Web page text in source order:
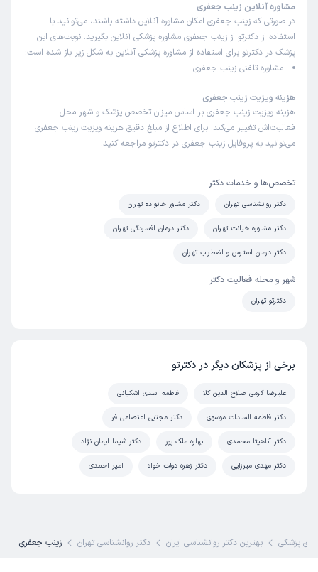
مشاوره آنلاین زینب جعفری
در صورتی که زینب جعفری امکان مشاوره آنلاین داشته باشند، می‌توانید با
استفاده از دکترتو از زینب جعفری مشاوره پزشکی آنلاین بگیرید. نوبت‌های این
پزشک در دکترتو برای استفاده از مشاوره پزشکی آنلاین به شکل زیر باز شده است:
مشاوره تلفنی زینب جعفری
هزینه ویزیت زینب جعفری
هزینه ویزیت زینب جعفری بر اساس میزان تخصص پزشک و شهر محل
فعالیت‌اش تغییر می‌کند. برای اطلاع از مبلغ دقیق هزینه ویزیت زینب جعفری
می‌توانید به پروفایل زینب جعفری در دکترتو مراجعه کنید.
تخصص‌ها و خدمات دکتر
دکتر روانشناسی تهران دکتر مشاور خانواده تهران
دکتر مشاوره خیانت تهران دکتر درمان افسردگی تهران
دکتر درمان استرس و اضطراب تهران
شهر و محله فعالیت دکتر
دکترتو تهران
برخی از پزشکان دیگر در دکترتو
علیرضا کرمی صلاح الدین کلا فاطمه اسدی اشکیانی
دکتر فاطمه السادات موسوی دکتر مجتبی اعتصامی فر
دکتر آناهیتا محمدی بهاره ملک پور دکتر شیما ایمان نژاد
دکتر مهدی میرزایی دکتر زهره دولت خواه امیر احمدی
پزشکی بهترین دکتر روانشناسی ایران دکتر روانشناسی تهران زینب جعفری